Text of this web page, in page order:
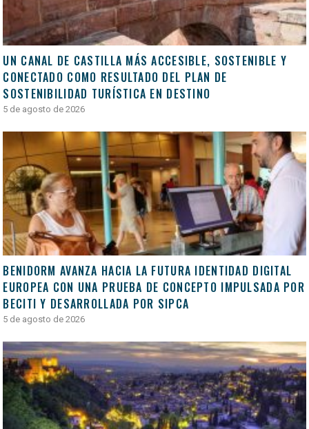
UN CANAL DE CASTILLA MÁS ACCESIBLE, SOSTENIBLE Y
CONECTADO COMO RESULTADO DEL PLAN DE
SOSTENIBILIDAD TURÍSTICA EN DESTINO
5 de agosto de 2026
BENIDORM AVANZA HACIA LA FUTURA IDENTIDAD DIGITAL
EUROPEA CON UNA PRUEBA DE CONCEPTO IMPULSADA POR
BECITI Y DESARROLLADA POR SIPCA
5 de agosto de 2026